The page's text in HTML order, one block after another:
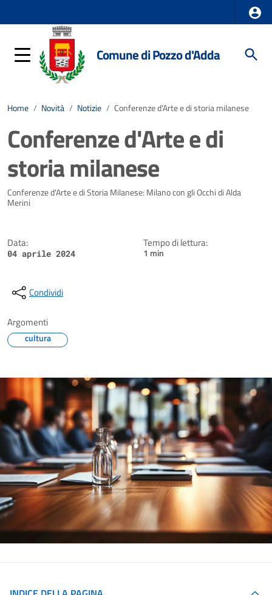
Comune di Pozzo d'Adda
Home / Novità / Notizie / Conferenze d'Arte e di storia milanese
Conferenze d'Arte e di
storia milanese
Dettagli della notizia
Conferenze d'Arte e di Storia Milanese: Milano con gli Occhi di Alda
Merini
Data:
04 aprile 2024
Tempo di lettura:
1 min
Condividi
Argomenti
cultura